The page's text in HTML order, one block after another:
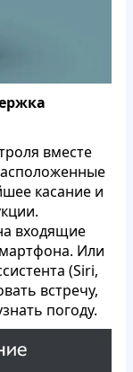
вместе
касание и
входящие
Или
(Siri,
встречу,
погоду.